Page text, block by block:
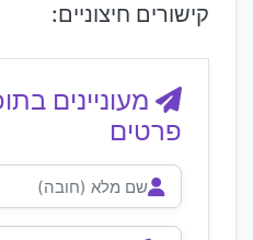
קישורים חיצוניים:
מעוניינים
פרטים